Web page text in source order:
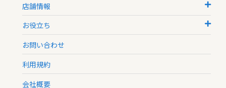
店舗情報
お役立ち
お問い合わせ
利用規約
会社概要